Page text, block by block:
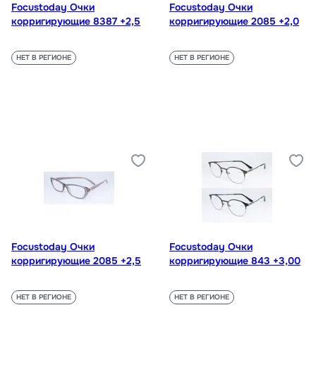
Focustoday Очки
корригирующие 8387 +2,5
НЕТ В РЕГИОНЕ
Focustoday Очки
корригирующие 2085 +2,0
НЕТ В РЕГИОНЕ
Focustoday Очки
корригирующие 2085 +2,5
НЕТ В РЕГИОНЕ
Focustoday Очки
корригирующие 843 +3,00
НЕТ В РЕГИОНЕ